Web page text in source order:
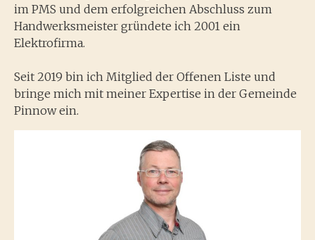
im PMS und dem erfolgreichen Abschluss zum
Handwerksmeister gründete ich 2001 ein
Elektrofirma.
Seit 2019 bin ich Mitglied der Offenen Liste und
bringe mich mit meiner Expertise in der Gemeinde
Pinnow ein.